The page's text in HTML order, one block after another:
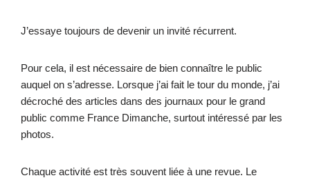
J’essaye toujours de devenir un invité récurrent.
Pour cela, il est nécessaire de bien connaître le public
auquel on s’adresse. Lorsque j’ai fait le tour du monde, j’ai
décroché des articles dans des journaux pour le grand
public comme France Dimanche, surtout intéressé par les
photos.
Chaque activité est très souvent liée à une revue. Le